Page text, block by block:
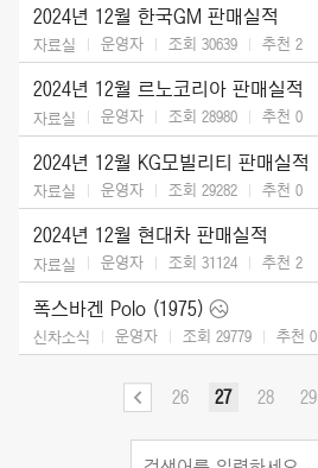
2024년 12월 한국GM 판매실적
자료실 운영자 조회 30639 추천 2
2024년 12월 르노코리아 판매실적
자료실 운영자 조회 28980 추천 0
2024년 12월 KG모빌리티 판매실적
자료실 운영자 조회 29282 추천 0
2024년 12월 현대차 판매실적
자료실 운영자 조회 31124 추천 2
폭스바겐 Polo (1975)
신차소식 운영자 조회 29779 추천 0
26 27 28 29